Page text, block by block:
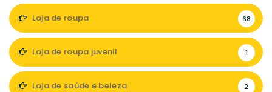
Loja de roupa 68
Loja de roupa juvenil 1
Loja de saúde e beleza 2